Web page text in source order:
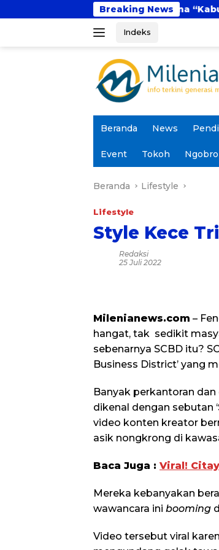
ke
Breaking News
Fenomena “Kabur Aja Dulu”:
Indeks
Beranda News
Event Tokoh
Beranda Lifestyle
Lifestyle
Style Kece
Redaksi
25 Juli 2022
Milenianews.com –
hangat, tak sedikit
sebenarnya SCBD itu?
Business District’ yang
Banyak perkantoran
dikenal dengan sebutan
video konten kreator
asik nongkrong di
Baca Juga : Viral!
Mereka kebanyakan
wawancara ini booming
Video tersebut viral